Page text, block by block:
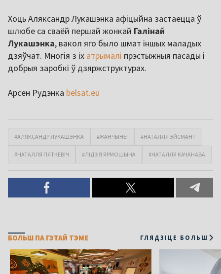
Хоць Аляксандр Лукашэнка афіцыйна застаецца ў
шлюбе са сваёй першай жонкай Галінай
Лукашэнка, вакол яго было шмат іншых маладых
дзяўчат. Многія з іх атрымалі прэстыжныя пасады і
добрыя заробкі ў дзяржструктурах.
Арсен Рудэнка belsat.eu
#АЛЯКСАНДР ЛУКАШЭНКА #ЖАНЧЫНЫ #НАТАЛЛЯ ЭЙСМАНТ
#НАТАЛЛЯ ПЯТКЕВІЧ #ЛІДЗІЯ ЯРМОШЫНА #НАТАЛЛЯ КАЧАНАВА
БОЛЬШ ПА ГЭТАЙ ТЭМЕ ГЛЯДЗІЦЕ БОЛЬШ